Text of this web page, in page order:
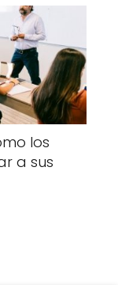
los
a sus